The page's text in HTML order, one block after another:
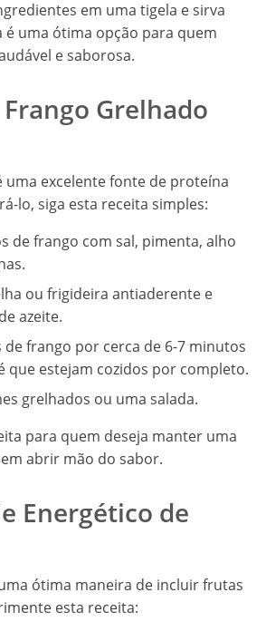
em uma tigela e sirva
é uma ótima opção para quem
e saborosa.
Grelhado
uma excelente fonte de proteína
lo, siga esta receita simples:
de frango com sal, pimenta, alho
ou frigideira antiaderente e
azeite.
de frango por cerca de 6-7 minutos
que estejam cozidos por completo.
grelhados ou uma salada.
para quem deseja manter uma
abrir mão do sabor.
Energético de
ótima maneira de incluir frutas
esta receita: